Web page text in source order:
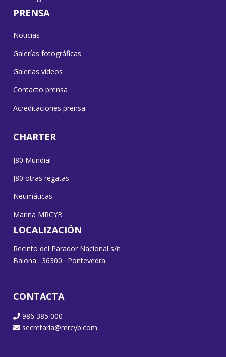
PRENSA
Noticias
Galerías fotográficas
Galerías vídeos
Contacto prensa
Acreditaciones prensa
CHARTER
J80 Mundial
J80 otras regatas
Neumáticas
Marina MRCYB
LOCALIZACIÓN
Recinto del Parador Nacional s/n
Baiona · 36300 · Pontevedra
CONTACTA
986 385 000
secretaria@mrcyb.com